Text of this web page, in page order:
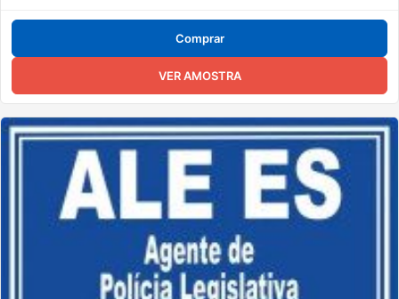
Comprar
VER AMOSTRA